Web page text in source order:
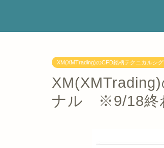
XM(XMTrading)のCFD銘柄テクニカルシ
ナル ※9/18終